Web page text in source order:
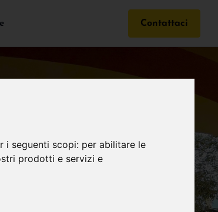
i seguenti scopi: per abilitare le
prodotti e servizi e
Contattaci